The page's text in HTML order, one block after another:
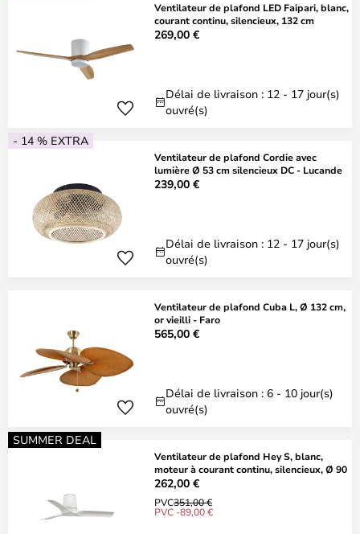
Ventilateur de plafond LED Faipari, blanc,
courant continu, silencieux, 132 cm
269,00 €
Délai de livraison : 12 - 17 jour(s)
ouvré(s)
- 14 % EXTRA
Ventilateur de plafond Cordie avec
lumière Ø 53 cm silencieux DC - Lucande
239,00 €
Délai de livraison : 12 - 17 jour(s)
ouvré(s)
Ventilateur de plafond Cuba L, Ø 132 cm,
or vieilli - Faro
565,00 €
Délai de livraison : 6 - 10 jour(s)
ouvré(s)
SUMMER DEAL
Ventilateur de plafond Hey S, blanc,
moteur à courant continu, silencieux, Ø 90
262,00 €
PVC351,00 €
PVC -89,00 €